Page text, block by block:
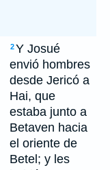
2Y Josué
envió hombres
desde Jericó a
Hai, que
estaba junto a
Betaven hacia
el oriente de
Betel; y les